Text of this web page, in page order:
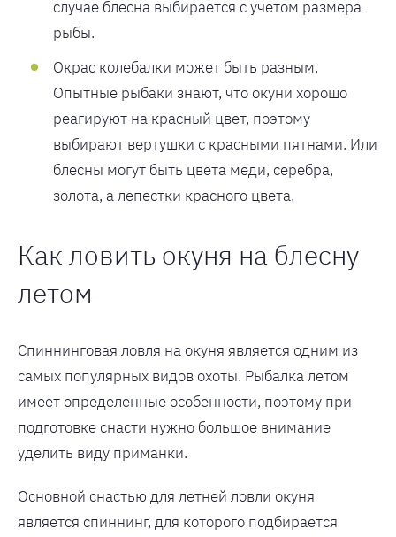
случае блесна выбирается с учетом размера
рыбы.
Окрас колебалки может быть разным.
Опытные рыбаки знают, что окуни хорошо
реагируют на красный цвет, поэтому
выбирают вертушки с красными пятнами. Или
блесны могут быть цвета меди, серебра,
золота, а лепестки красного цвета.
Как ловить окуня на блесну
летом
Спиннинговая ловля на окуня является одним из
самых популярных видов охоты. Рыбалка летом
имеет определенные особенности, поэтому при
подготовке снасти нужно большое внимание
уделить виду приманки.
Основной снастью для летней ловли окуня
является спиннинг, для которого подбирается